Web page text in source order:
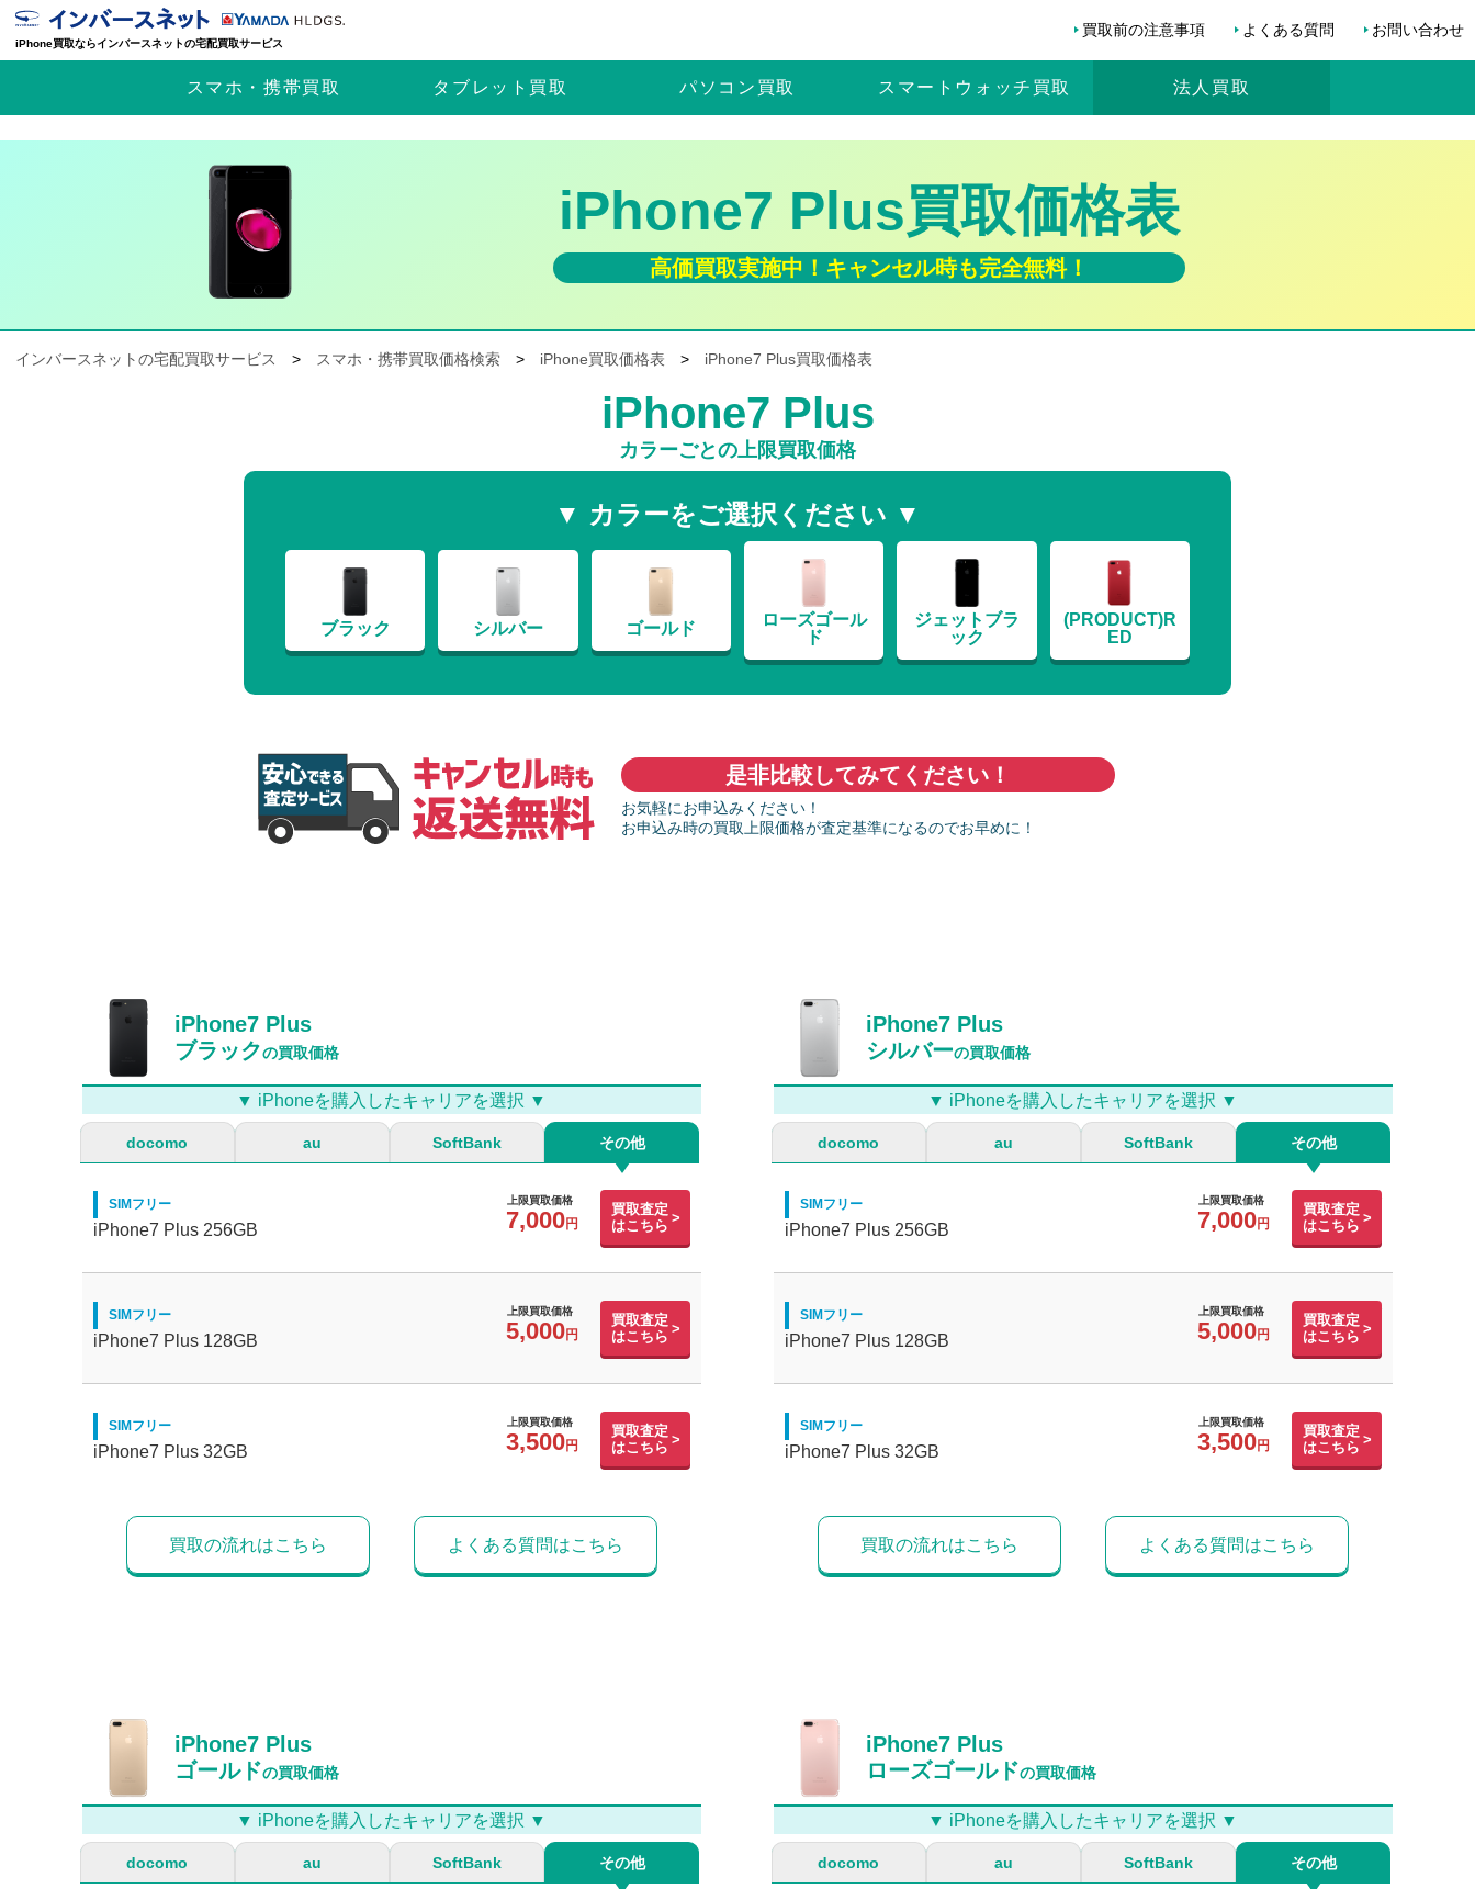
iPhone買取ならインバースネットの宅配買取サービス
買取前の注意事項 よくある質問 お問い合わせ
スマホ・携帯買取 タブレット 買取 パソコン 買取 スマートウォッチ 買取 法人買取
iPhone7 Plus買取価格表
高価買取実施中！キャンセル時も完全無料！
インバースネットの宅配買取サービス > スマホ・携帯買取価格検索 > iPhone買取価格表 > iPhone7 Plus買取価格表
iPhone7 Plus
カラーごとの上限買取価格
▼ カラーをご選択ください ▼
ブラック シルバー ゴールド
ローズゴール
ド
ジェットブラ
ック
(PRODUCT)R
ED
是非比較してみてください！
お気軽にお申込みください！
お申込み時の買取上限価格が査定基準になるのでお早めに！
iPhone7 Plus
ブラックの買取価格
▼ iPhoneを購入したキャリアを選択 ▼
docomo au SoftBank その他
SIMフリー
iPhone7 Plus 256GB
上限買取価格
7,000
買取査定
はこちら
SIMフリー
iPhone7 Plus 128GB
上限買取価格
5,000
買取査定
はこちら
SIMフリー
iPhone7 Plus 32GB
上限買取価格
3,500
買取査定
はこちら
買取の流れはこちら よくある質問はこちら
iPhone7 Plus
シルバーの買取価格
▼ iPhoneを購入したキャリアを選択 ▼
docomo au SoftBank その他
SIMフリー
iPhone7 Plus 256GB
上限買取価格
7,000
買取査定
はこちら
SIMフリー
iPhone7 Plus 128GB
上限買取価格
5,000
買取査定
はこちら
SIMフリー
iPhone7 Plus 32GB
上限買取価格
3,500
買取査定
はこちら
買取の流れはこちら よくある質問はこちら
iPhone7 Plus
ゴールドの買取価格
▼ iPhoneを購入したキャリアを選択 ▼
docomo au SoftBank その他
iPhone7 Plus
ローズゴールドの買取価格
▼ iPhoneを購入したキャリアを選択 ▼
docomo au SoftBank その他